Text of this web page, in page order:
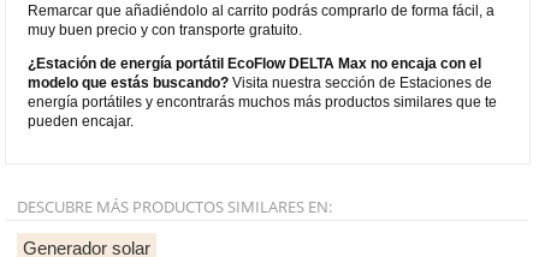
Remarcar que añadiéndolo al carrito podrás comprarlo de forma fácil, a
muy buen precio y con transporte gratuito.
¿Estación de energía portátil EcoFlow DELTA Max no encaja con el
modelo que estás buscando? Visita nuestra sección de Estaciones de
energía portátiles y encontrarás muchos más productos similares que te
pueden encajar.
DESCUBRE MÁS PRODUCTOS SIMILARES EN:
Generador solar